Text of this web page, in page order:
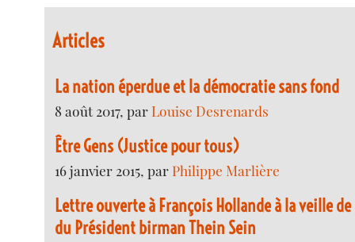
Articles
La nation éperdue et la démocratie sans fond
8 août 2017, parLouise Desrenards
Être Gens (Justice pour tous)
16 janvier 2015, par Philippe Marlière
Lettre ouverte à François Hollande à la veille
du Président birman Thein Sein